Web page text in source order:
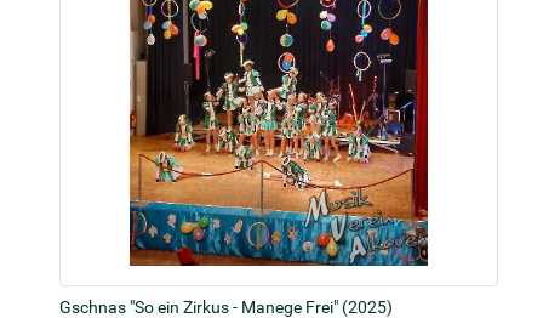
Gschnas "So ein Zirkus - Manege Frei" (2025)